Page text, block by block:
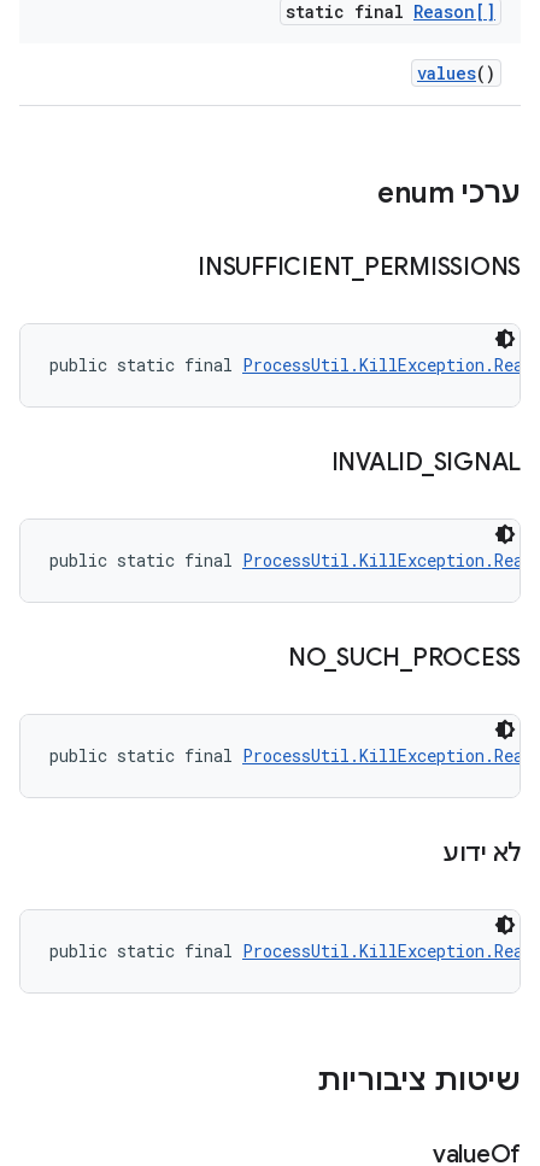
static final Reason[]
values()
ערכי enum
INSUFFICIENT_ PERMISSIONS
public static final
INVALID_ SIGNAL
public static final
NO_ SUCH PROCESS
public static final
לא ידוע
public static final
שיטות ציבוריות
valueOf